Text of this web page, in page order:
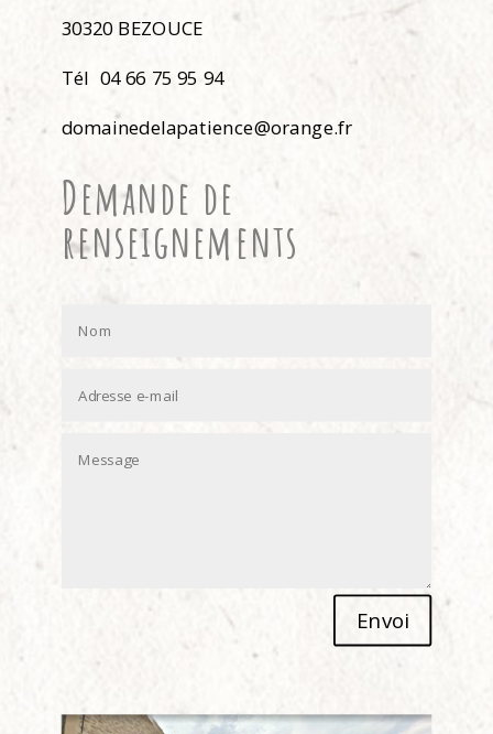
30320 BEZOUCE
Tél 04 66 75 95 94
domainedelapatience@orange.fr
Demande de
renseignements
Envoi
Alternative: